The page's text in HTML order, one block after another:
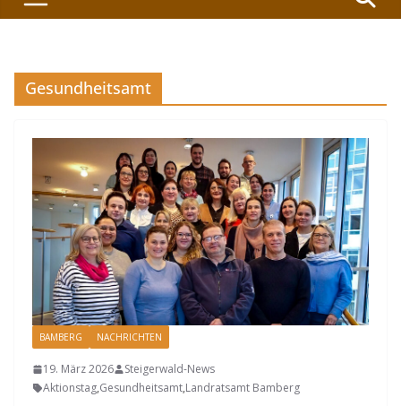
Gesundheitsamt
BAMBERG NACHRICHTEN
19. März 2026
Steigerwald-News
Aktionstag,Gesundheitsamt,Landratsamt Bamberg